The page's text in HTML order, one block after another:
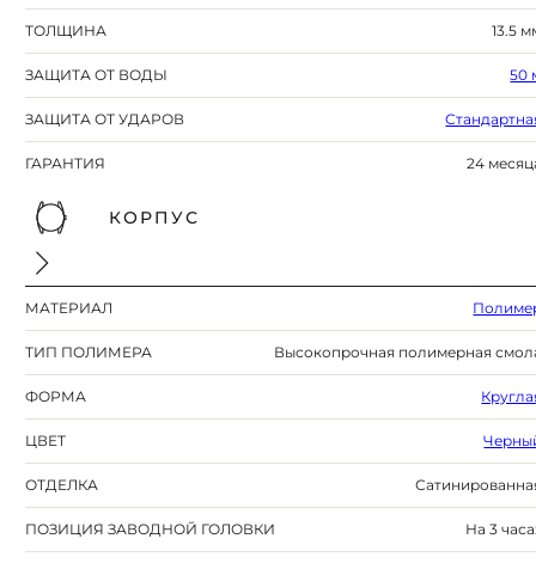
ТОЛЩИНА 13.5
ЗАЩИТА ОТ ВОДЫ 50
ЗАЩИТА ОТ УДАРОВ
ГАРАНТИЯ 24
КОРПУС
МАТЕРИАЛ
ТИП ПОЛИМЕРА Высокопрочная полимерная
ФОРМА
ЦВЕТ
ОТДЕЛКА
ПОЗИЦИЯ ЗАВОДНОЙ ГОЛОВКИ На 3